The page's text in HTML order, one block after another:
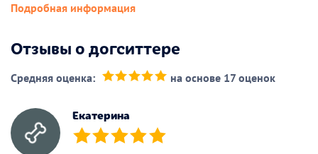
Подробная информация
Отзывы о догситтере
Средняя оценка: на основе 17 оценок
Екатерина
(*) (*) (*) (*) (*)